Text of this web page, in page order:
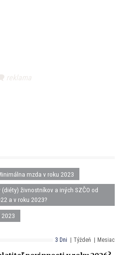
mzda v roku 2023
živnostníkov a iných SZČO od
a v roku 2023?
2023
3 Dni Týždeň Mesiac